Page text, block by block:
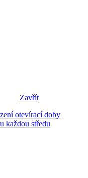
Zavřít
otevírací doby
každou středu